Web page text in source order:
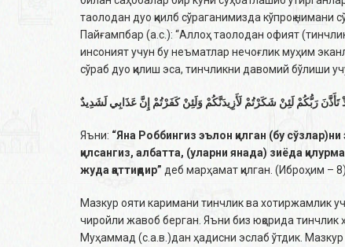
таолодан дуо қиилб сўраганимизда кўпроқ
Пайғампбар (а.с.): “Аллоҳ таолодан офият
инсоният учун бу неъматлар нечоғлик муҳим
сўраб дуо қилиш эса, тинчликни давомий бўлиши
تَأَذَّنَ رَبُّكُمْ لَئِنْ شَكَرْتُمْ لَأَزِيدَنَّكُمْ وَلَئِنْ كَفَرْتُمْ إِنَّ عَذَابِي لَشَدِيدٌ
Яъни: “Яна Роббингиз эълон қилган (бу
қилсангиз, албатта, (уларни янада) зиёда
жуда қаттиқдир” деб марҳамат қилган. (Иброҳим – 8).
Мазкур ояти каримани тинчлик ва хотиржамлик
чиройли жавоб берган. Яъни биз юқорида тинчлик
Муҳаммад (с.а.в.)дан ҳадисни эслаб ўтдик.